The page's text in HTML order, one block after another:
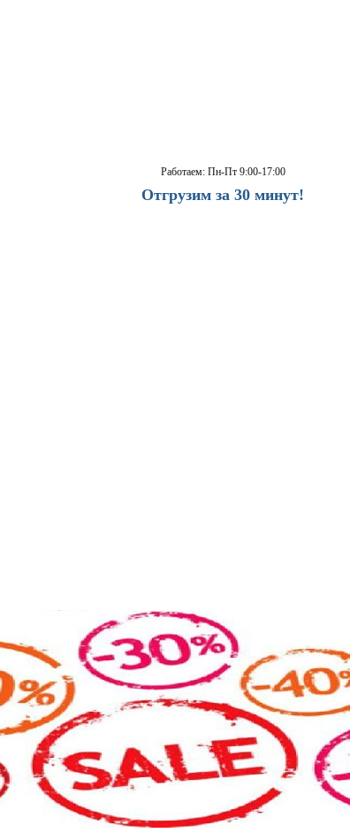
Работаем: Пн-Пт 9:00-17:00
Отгрузим за 30 минут!